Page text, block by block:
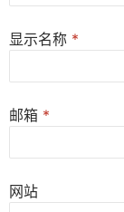
显示名称 *
邮箱 *
网站